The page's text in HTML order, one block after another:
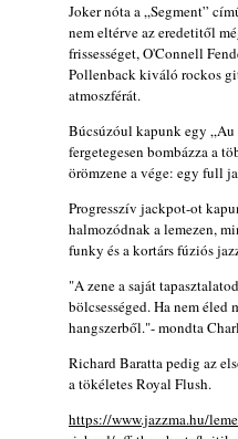
Joker nóta a „Segment”
nem eltérve az eredetitől
frissességet, O'Connell
Pollenback kiváló rockos
atmoszférát.
Búcsúzóul kapunk egy
fergetegesen bombázza a
örömzene a vége: egy full
Progresszív jackpot-ot
halmozódnak a lemezen,
funky és a kortárs fúziós
"A zene a saját
bölcsességed. Ha nem
hangszerből."- mondta
Richard Baratta pedig az
a tökéletes Royal Flush.
https://www.jazzma.hu/